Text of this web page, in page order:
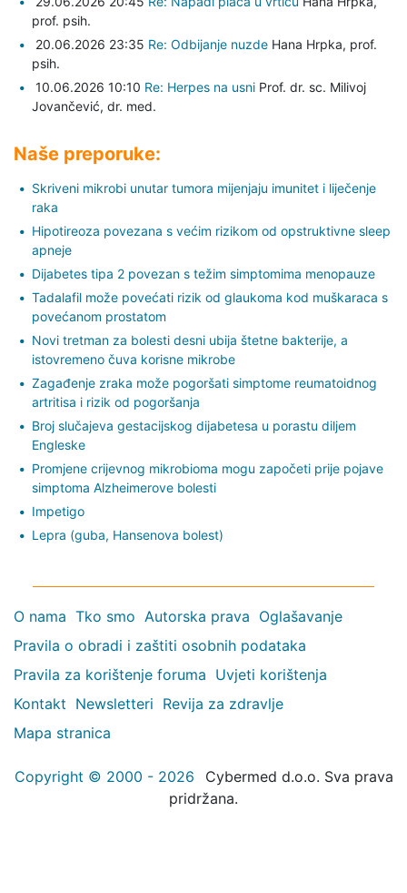
prof. psih.
20.06.2026 23:35 Re: Odbijanje nuzde Hana Hrpka, prof.
psih.
10.06.2026 10:10 Re: Herpes na usni Prof. dr. sc. Milivoj
Jovančević, dr. med.
Naše preporuke:
Skriveni mikrobi unutar tumora mijenjaju imunitet i liječenje
raka
Hipotireoza povezana s većim rizikom od opstruktivne sleep
apneje
Dijabetes tipa 2 povezan s težim simptomima menopauze
Tadalafil može povećati rizik od glaukoma kod muškaraca s
povećanom prostatom
Novi tretman za bolesti desni ubija štetne bakterije, a
istovremeno čuva korisne mikrobe
Zagađenje zraka može pogoršati simptome reumatoidnog
artritisa i rizik od pogoršanja
Broj slučajeva gestacijskog dijabetesa u porastu diljem
Engleske
Promjene crijevnog mikrobioma mogu započeti prije pojave
simptoma Alzheimerove bolesti
Impetigo
Lepra (guba, Hansenova bolest)
O nama Tko smo Autorska prava Oglašavanje
Pravila o obradi i zaštiti osobnih podataka
Pravila za korištenje foruma Uvjeti korištenja
Kontakt Newsletteri Revija za zdravlje
Mapa stranica
Copyright © 2000 - 2026
Cybermed d.o.o. Sva prava
pridržana.